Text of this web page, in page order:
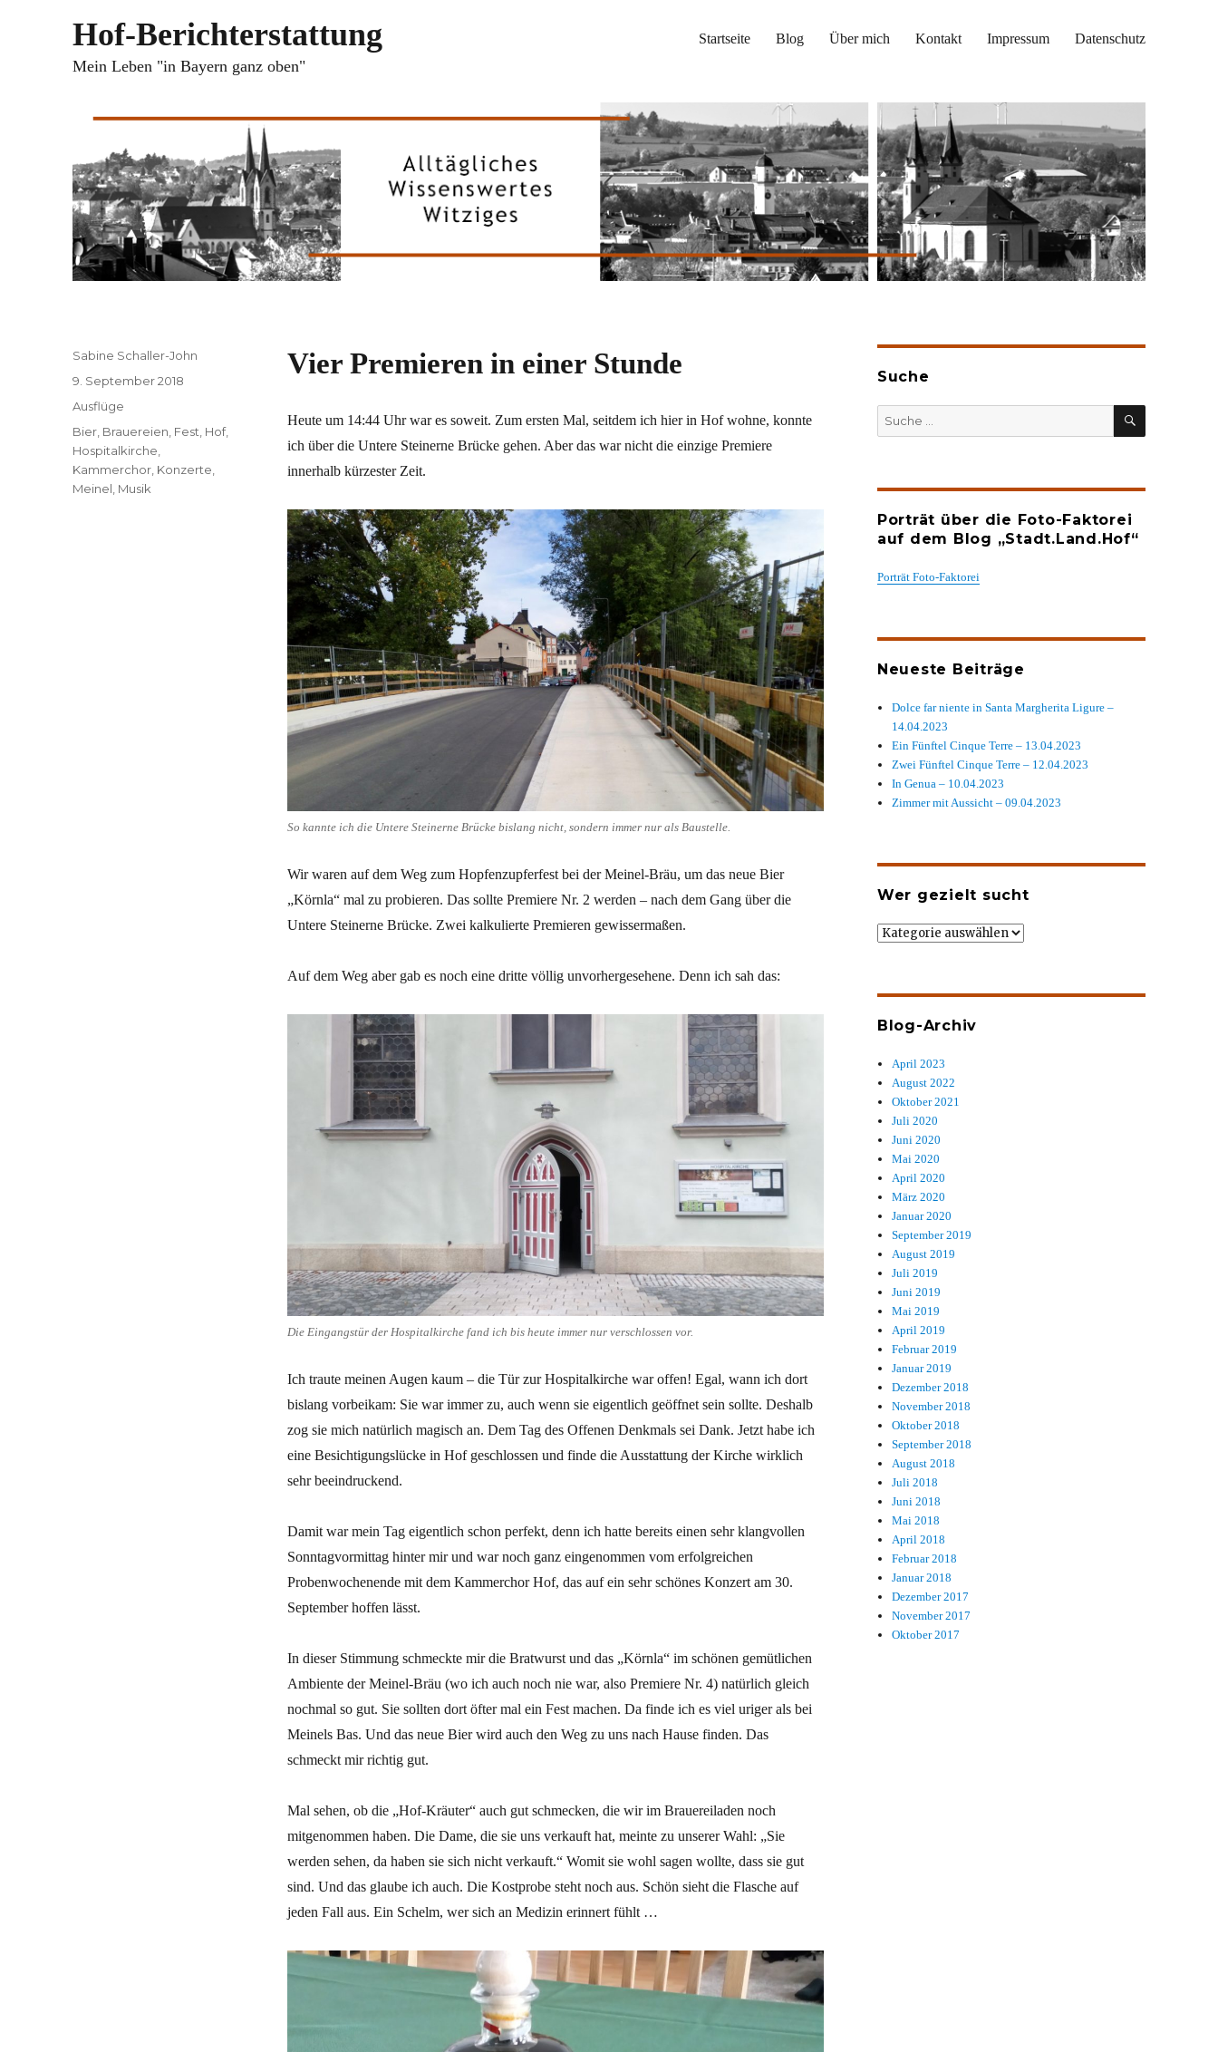
Hof-Berichterstattung
Mein Leben "in Bayern ganz oben"
Startseite Blog Über mich Kontakt Impressum Datenschutz
Vier Premieren in einer Stunde
Heute um 14:44 Uhr war es soweit. Zum ersten Mal, seitdem ich hier in Hof wohne, konnte
ich über die Untere Steinerne Brücke gehen. Aber das war nicht die einzige Premiere
innerhalb kürzester Zeit.
So kannte ich die Untere Steinerne Brücke bislang nicht, sondern immer nur als Baustelle.
Wir waren auf dem Weg zum Hopfenzupferfest bei der Meinel-Bräu, um das neue Bier
„Körnla“ mal zu probieren. Das sollte Premiere Nr. 2 werden – nach dem Gang über die
Untere Steinerne Brücke. Zwei kalkulierte Premieren gewissermaßen.
Auf dem Weg aber gab es noch eine dritte völlig unvorhergesehene. Denn ich sah das:
Die Eingangstür der Hospitalkirche fand ich bis heute immer nur verschlossen vor.
Ich traute meinen Augen kaum – die Tür zur Hospitalkirche war offen! Egal, wann ich dort
bislang vorbeikam: Sie war immer zu, auch wenn sie eigentlich geöffnet sein sollte. Deshalb
zog sie mich natürlich magisch an. Dem Tag des Offenen Denkmals sei Dank. Jetzt habe ich
eine Besichtigungslücke in Hof geschlossen und finde die Ausstattung der Kirche wirklich
sehr beeindruckend.
Damit war mein Tag eigentlich schon perfekt, denn ich hatte bereits einen sehr klangvollen
Sonntagvormittag hinter mir und war noch ganz eingenommen vom erfolgreichen
Probenwochenende mit dem Kammerchor Hof, das auf ein sehr schönes Konzert am 30.
September hoffen lässt.
In dieser Stimmung schmeckte mir die Bratwurst und das „Körnla“ im schönen gemütlichen
Ambiente der Meinel-Bräu (wo ich auch noch nie war, also Premiere Nr. 4) natürlich gleich
nochmal so gut. Sie sollten dort öfter mal ein Fest machen. Da finde ich es viel uriger als bei
Meinels Bas. Und das neue Bier wird auch den Weg zu uns nach Hause finden. Das
schmeckt mir richtig gut.
Mal sehen, ob die „Hof-Kräuter“ auch gut schmecken, die wir im Brauereiladen noch
mitgenommen haben. Die Dame, die sie uns verkauft hat, meinte zu unserer Wahl: „Sie
werden sehen, da haben sie sich nicht verkauft.“ Womit sie wohl sagen wollte, dass sie gut
sind. Und das glaube ich auch. Die Kostprobe steht noch aus. Schön sieht die Flasche auf
jeden Fall aus. Ein Schelm, wer sich an Medizin erinnert fühlt …
Autor
Sabine Schaller-John
Veröffentlicht
9. September 2018
Kategorien
Ausflüge
Schlagwörter
Bier Brauereien Fest Hof,
Hospitalkirche
Kammerchor Konzerte
Meinel Musik
Suche
SUCHEN
Porträt über die Foto-Faktorei
auf dem Blog „Stadt.Land.Hof“
Porträt Foto-Faktorei
Neueste Beiträge
Dolce far niente in Santa Margherita Ligure –
14.04.2023
Ein Fünftel Cinque Terre – 13.04.2023
Zwei Fünftel Cinque Terre – 12.04.2023
In Genua – 10.04.2023
Zimmer mit Aussicht – 09.04.2023
Wer gezielt sucht
Wer
Blog-Archiv
April 2023
August 2022
Oktober 2021
Juli 2020
Juni 2020
Mai 2020
April 2020
März 2020
Januar 2020
September 2019
August 2019
Juli 2019
Juni 2019
Mai 2019
April 2019
Februar 2019
Januar 2019
Dezember 2018
November 2018
Oktober 2018
September 2018
August 2018
Juli 2018
Juni 2018
Mai 2018
April 2018
Februar 2018
Januar 2018
Dezember 2017
November 2017
Oktober 2017